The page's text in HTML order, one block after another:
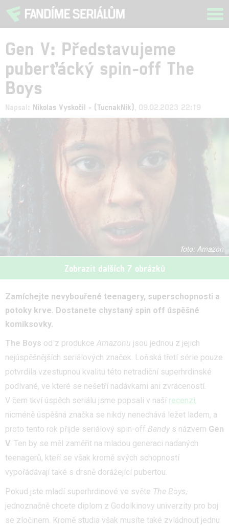
Gen V: Představujeme
puberťácký spin-off The
Boys
Napsal: Nikolas Vyskočil - (TucnakNik) , 09.02.2023 22:19
Amazon
Zobrazit dalších 7 obrázků
Zamíchejte nevybouřené teenagery, superschopnosti a
potoky krve. Dostanete chystaný spin off úspěšné
komiksovky.
The Boys od z produkce Amazonu jsou jednou z jejich
nejúspěšnějších seriálových značek. Loňská třetí série pouze
potvrdila vzestupnou kvalitu této netradiční superhrdinské
podívané, ve které se nešetří nadávkami ani zvráceností.
V čem tkví úspěch seriálu jsme popsali v naší recenzi,
nicméně úspěšná značka se nikdy nenechává ležet ladem, a
proto tento rok přijde seriálový spin-off Bandy s názvem Gen
V. Ten by se měl zaměřit na mladou generaci nadaných
teenagerů, kteří se však kromě svých schopností
vypořádávají také s drsně dorážející pubertou.
Pokud jste mladí superhrdinové ve světe The Boys,
jednoznačně chcete diplom z Godolkinovy univerzity pro boj
se zločinem. Kromě studia však musíte také zvládnout jednu